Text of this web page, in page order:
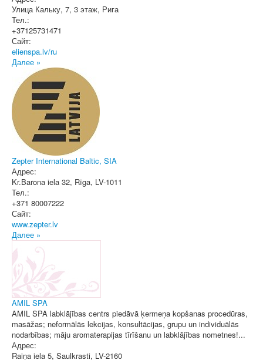
Улица Кальку, 7, 3 этаж, Рига
Тел.:
+37125731471
Сайт:
elienspa.lv/ru
Далее »
Zepter International Baltic, SIA
Адрес:
Kr.Barona iela 32, Rīga, LV-1011
Тел.:
+371 80007222
Сайт:
www.zepter.lv
Далее »
AMIL SPA
AMIL SPA labklājības centrs piedāvā ķermeņa kopšanas procedūras,
masāžas; neformālās lekcijas, konsultācijas, grupu un individuālās
nodarbības; māju aromaterapijas tīrīšanu un labklājības nometnes!...
Адрес:
Raiņa iela 5, Saulkrasti, LV-2160